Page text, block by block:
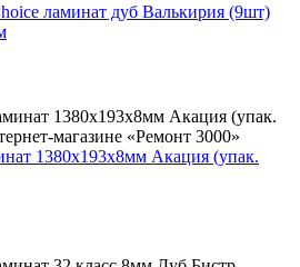
ламинат дуб Валькирия (9шт)
1380х193х8мм Акация (упак.